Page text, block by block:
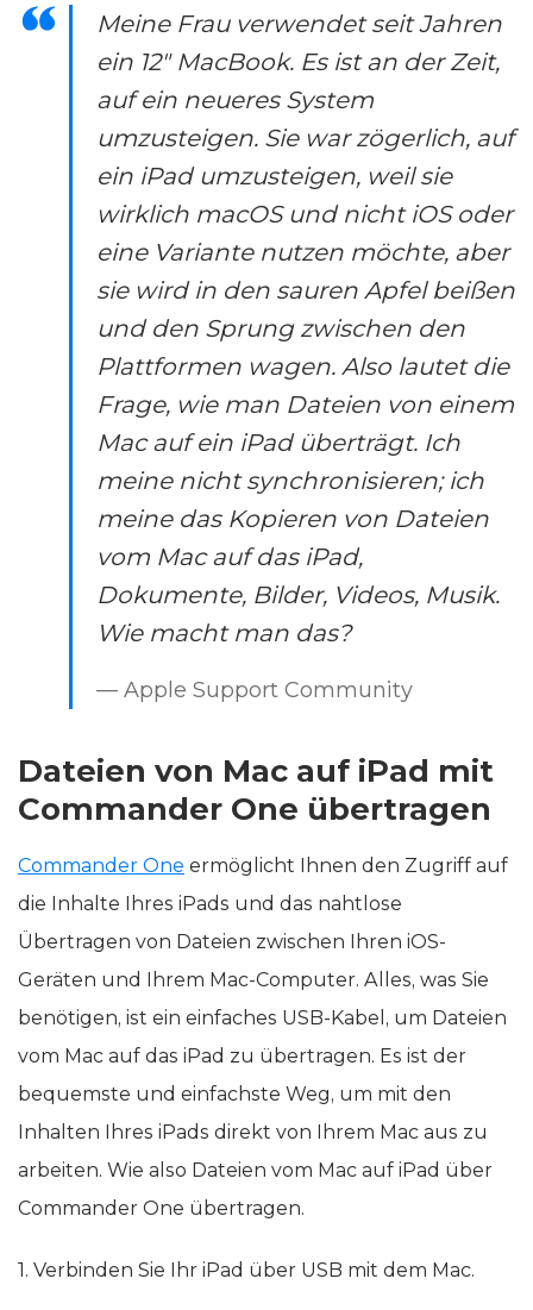
Meine Frau verwendet seit Jahren
ein 12" MacBook. Es ist an der Zeit,
auf ein neueres System
umzusteigen. Sie war zögerlich, auf
ein iPad umzusteigen, weil sie
wirklich macOS und nicht iOS oder
eine Variante nutzen möchte, aber
sie wird in den sauren Apfel beißen
und den Sprung zwischen den
Plattformen wagen. Also lautet die
Frage, wie man Dateien von einem
Mac auf ein iPad überträgt. Ich
meine nicht synchronisieren; ich
meine das Kopieren von Dateien
vom Mac auf das iPad,
Dokumente, Bilder, Videos, Musik.
Wie macht man das?
— Apple Support Community
Dateien von Mac auf iPad mit
Commander One übertragen
Commander One ermöglicht Ihnen den Zugriff auf
die Inhalte Ihres iPads und das nahtlose
Übertragen von Dateien zwischen Ihren iOS-
Geräten und Ihrem Mac-Computer. Alles, was Sie
benötigen, ist ein einfaches USB-Kabel, um Dateien
vom Mac auf das iPad zu übertragen. Es ist der
bequemste und einfachste Weg, um mit den
Inhalten Ihres iPads direkt von Ihrem Mac aus zu
arbeiten. Wie also Dateien vom Mac auf iPad über
Commander One übertragen.
1. Verbinden Sie Ihr iPad über USB mit dem Mac.